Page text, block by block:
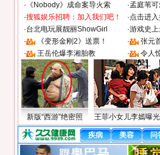
· 《Nobody》成命案导火索 ·孟庭苇
·搜狐娱乐招聘：加入我们吧！ ·点击进
·台北电玩展靓丽ShowGirl ·游戏史
·
《变形金刚2》送票！ ·
张元
·
王岳伦爆李湘胎教 · 令人
新版“西游”绝密照 王菲小女儿李嫣曝光